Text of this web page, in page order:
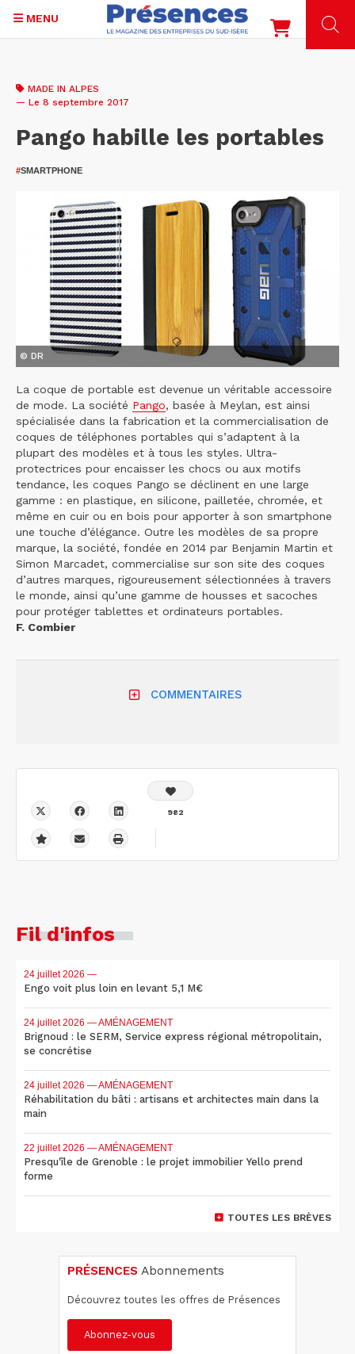
contenu
MENU
MADE IN ALPES
— Le 8 septembre 2017
Pango habille les portables
#SMARTPHONE
© DR
La coque de portable est devenue un véritable accessoire
de mode. La société Pango, basée à Meylan, est ainsi
spécialisée dans la fabrication et la commercialisation de
coques de téléphones portables qui s’adaptent à la
plupart des modèles et à tous les styles. Ultra-
protectrices pour encaisser les chocs ou aux motifs
tendance, les coques Pango se déclinent en une large
gamme : en plastique, en silicone, pailletée, chromée, et
même en cuir ou en bois pour apporter à son smartphone
une touche d’élégance. Outre les modèles de sa propre
marque, la société, fondée en 2014 par Benjamin Martin et
Simon Marcadet, commercialise sur son site des coques
d’autres marques, rigoureusement sélectionnées à travers
le monde, ainsi qu’une gamme de housses et sacoches
pour protéger tablettes et ordinateurs portables.
F. Combier
COMMENTAIRES
982
Fil d'infos
24 juillet 2026 —
Engo voit plus loin en levant 5,1 M€
24 juillet 2026 — AMÉNAGEMENT
Brignoud : le SERM, Service express régional métropolitain,
se concrétise
24 juillet 2026 — AMÉNAGEMENT
Réhabilitation du bâti : artisans et architectes main dans la
main
22 juillet 2026 — AMÉNAGEMENT
Presqu'île de Grenoble : le projet immobilier Yello prend
forme
TOUTES LES BRÈVES
PRÉSENCES Abonnements
Découvrez toutes les offres de Présences
Abonnez-vous